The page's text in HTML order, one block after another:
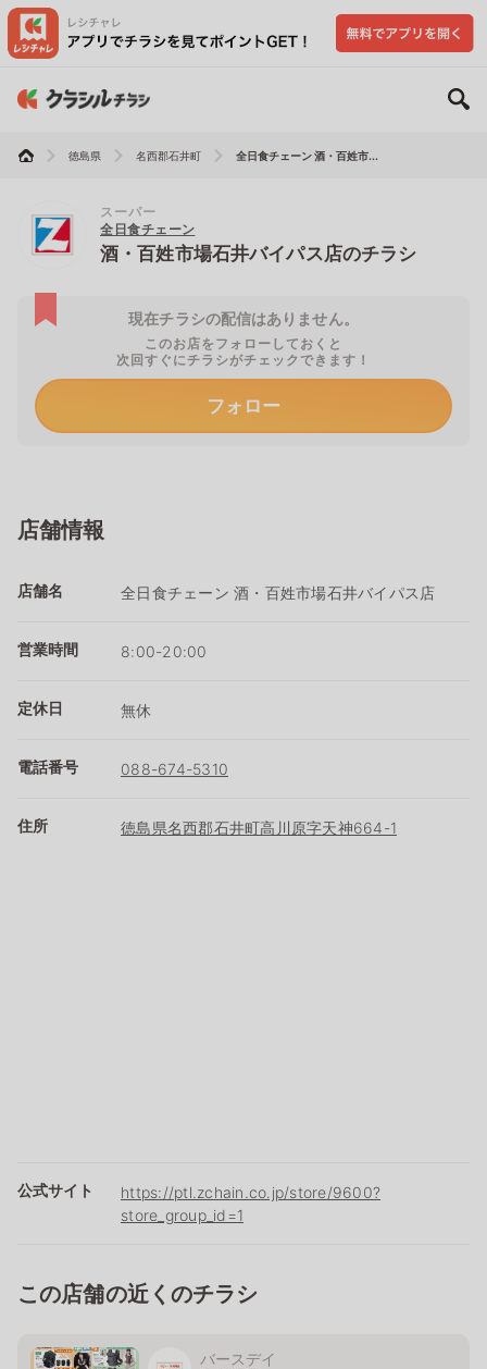
徳島県 名西郡石井町 全日食チェーン 酒・百姓市...
スーパー
全日食チェーン
酒・百姓市場石井バイパス店のチラシ
現在チラシの配信はありません。
このお店をフォローしておくと
次回すぐにチラシがチェックできます！
フォロー
店舗情報
店舗名 全日食チェーン 酒・百姓市場石井バイパス店
営業時間 8:00-20:00
定休日 無休
電話番号 088-674-5310
住所 徳島県名西郡石井町高川原字天神664-1
公式サイト
https://ptl.zchain.co.jp/store/9600?
store_group_id=1
この店舗の近くのチラシ
バースデイ